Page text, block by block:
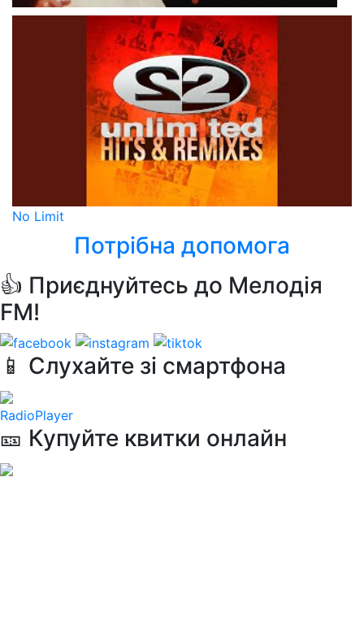
No Limit
Потрібна допомога
👍 Приєднуйтесь до Мелодія
FM!
📱 Слухайте зі смартфона
RadioPlayer
🎫 Купуйте квитки онлайн